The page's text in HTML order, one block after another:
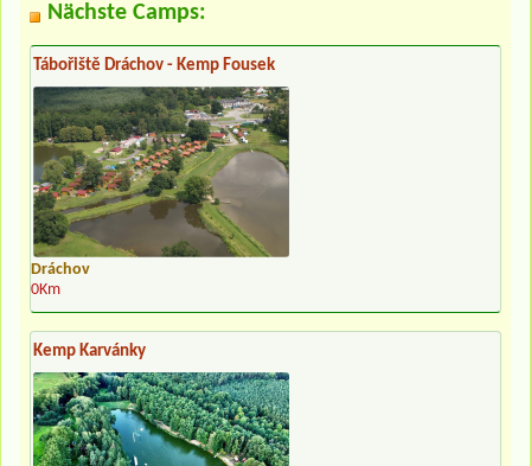
Nächste Camps:
Tábořiště Dráchov - Kemp Fousek
Dráchov
0Km
Kemp Karvánky